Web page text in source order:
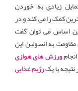
زیادی به خوردن
کمک را می کند و در
اساس می توان گفت
مقاومت به انسولین این
ورزش های هوازی
با یکرژیم غذایی